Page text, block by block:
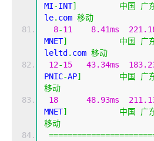
MI-INT] 中国 广
le. com 移动
8-11 8.41ms
MNET] 中国 广
leltd . com 移动
12-15 43.34ms
PNIC-AP] 中国 广
移动
18
48.93ms
MNET] 中国 广
移动